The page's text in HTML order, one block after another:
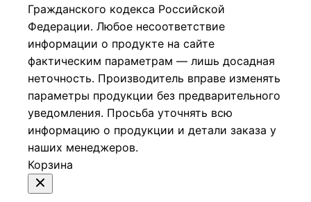
Гражданского кодекса Российской
Федерации. Любое несоответствие
информации о продукте на сайте
фактическим параметрам — лишь досадная
неточность. Производитель вправе изменять
параметры продукции без предварительного
уведомления. Просьба уточнять всю
информацию о продукции и детали заказа у
наших менеджеров.
Корзина